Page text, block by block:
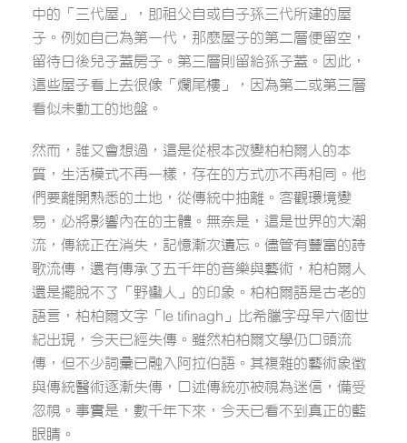
中的「三代屋」，即祖父自或自子孫三代所建的屋
子。例如自己為第一代，那麼屋子的第二層便留空，
留待日後兒子蓋房子。第三層則留給孫子蓋。因此，
這些屋子看上去很像「爛尾樓」，因為第二或第三層
看似未動工的地盤。
然而，誰又會想過，這是從根本改變柏柏爾人的本
質，生活模式不再一樣，存在的方式亦不再相同。他
們要離開熟悉的土地，從傳統中抽離。客觀環境變
易，必將影響內在的主體。無奈是，這是世界的大潮
流，傳統正在消失，記憶漸次遺忘。儘管有豐富的詩
歌流傳，還有傳承了五千年的音樂與藝術，柏柏爾人
還是擺脫不了「野蠻人」的印象。柏柏爾語是古老的
語言，柏柏爾文字「le tifinagh」比希臘字母早六個世
紀出現，今天已經失傳。雖然柏柏爾文學仍口頭流
傳，但不少詞彙已融入阿拉伯語。其複雜的藝術象徵
與傳統醫術逐漸失傳，口述傳統亦被視為迷信，備受
忽視。事實是，數千年下來，今天已看不到真正的藍
眼睛。